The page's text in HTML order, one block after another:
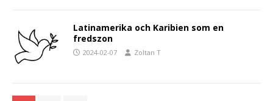
Latinamerika och Karibien som en
fredszon
2024-02-07 Zoltan T